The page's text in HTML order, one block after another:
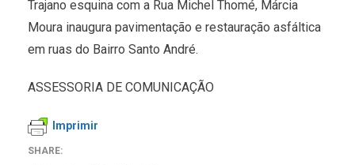
Trajano esquina com a Rua Michel Thomé, Márcia
Moura inaugura pavimentação e restauração asfáltica
em ruas do Bairro Santo André.
ASSESSORIA DE COMUNICAÇÃO
Imprimir